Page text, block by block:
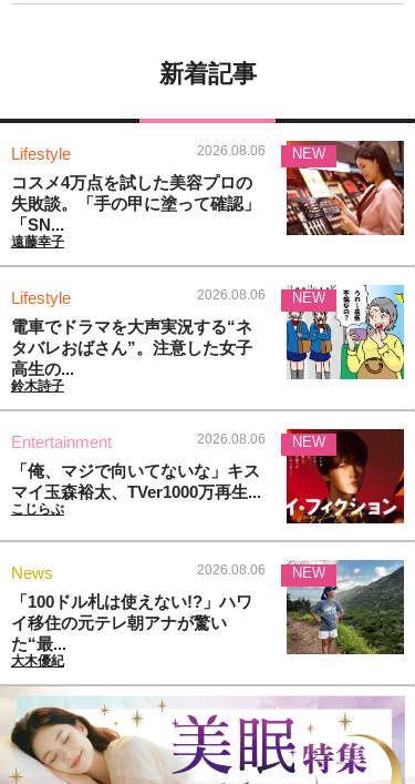
新着記事
Lifestyle 2026.08.06
コスメ4万点を試した美容プロの
失敗談。「手の甲に塗って確認」
「SN...
遠藤幸子
NEW
Lifestyle 2026.08.06
電車でドラマを大声実況する“ネ
タバレおばさん”。注意した女子
高生の...
鈴木詩子
NEW
Entertainment 2026.08.06
「俺、マジで向いてないな」キス
マイ玉森裕太、TVer1000万再生...
こじらぶ
NEW
News 2026.08.06
「100ドル札は使えない!?」ハワ
イ移住の元テレ朝アナが驚い
た“最...
大木優紀
NEW